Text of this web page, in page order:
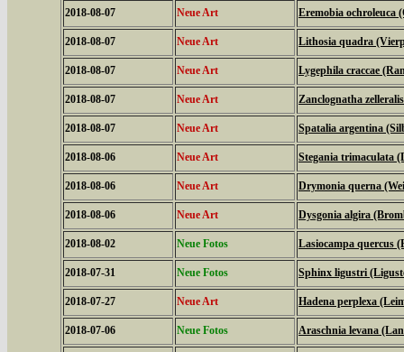
2018-08-07 Neue Art Eremobia ochroleuca
2018-08-07 Neue Art Lithosia quadra
2018-08-07 Neue Art Lygephila craccae
2018-08-07 Neue Art Zanclognatha
2018-08-07 Neue Art Spatalia argentina
2018-08-06 Neue Art Stegania trimaculata
2018-08-06 Neue Art Drymonia querna
2018-08-06 Neue Art Dysgonia algira
2018-08-02 Neue Fotos Lasiocampa quercus
2018-07-31 Neue Fotos Sphinx ligustri
2018-07-27 Neue Art Hadena perplexa
2018-07-06 Neue Fotos Araschnia levana